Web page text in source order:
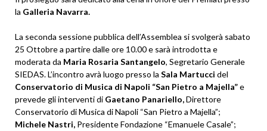
la Galleria Navarra.
La seconda sessione pubblica dell’Assemblea si svolgerà sabato
25 Ottobre a partire dalle ore 10.00 e sarà introdotta e
moderata da Maria Rosaria Santangelo, Segretario Generale
SIEDAS. L’incontro avrà luogo presso la Sala Martucci del
Conservatorio di Musica di Napoli “San Pietro a Majella”e
prevede gli interventi di Gaetano Panariello,Direttore
Conservatorio di Musica di Napoli “San Pietro a Majella”;
Michele Nastri, Presidente Fondazione “Emanuele Casale”;